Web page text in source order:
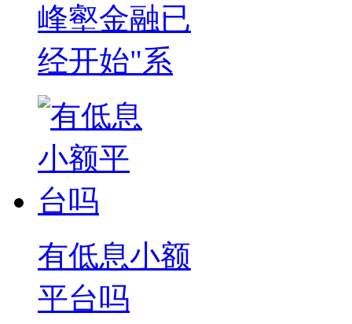
峰壑金融已
经开始"系
有低息小额
平台吗